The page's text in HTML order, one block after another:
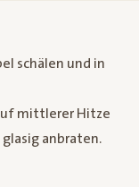
schälen und in
mittlerer Hitze
anbraten.